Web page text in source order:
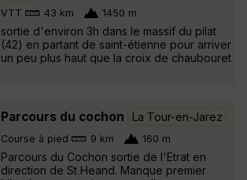
VTT 43 km 1450 m
sortie d'environ 3h dans le massif du pilat
(42) en partant de saint-étienne pour arriver
un peu plus haut que la croix de chaubouret
Parcours du cochon La Tour-en-Jarez
Course à pied 9 km 160 m
Parcours du Cochon sortie de l'Etrat en
direction de St Heand. Manque premier